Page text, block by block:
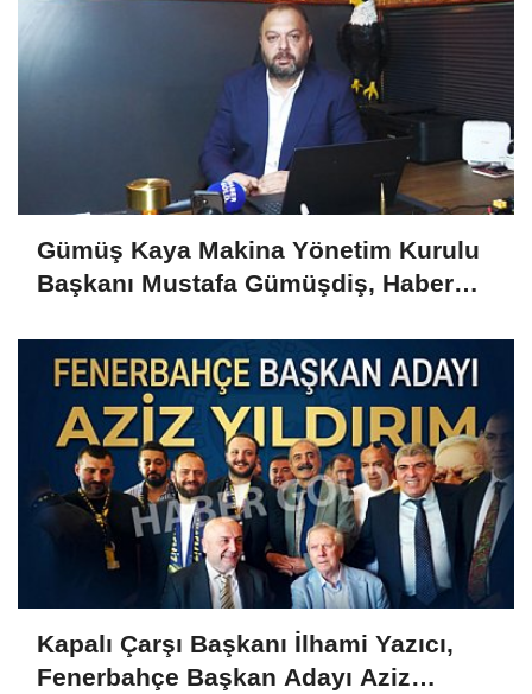
Gümüş Kaya Makina Yönetim Kurulu
Başkanı Mustafa Gümüşdiş, Haber
Kapalı Çarşı Başkanı İlhami Yazıcı,
Fenerbahçe Başkan Adayı Aziz